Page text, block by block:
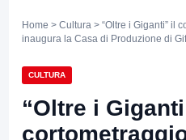
Home > Cultura > “Oltre i Giganti” il
inaugura la Casa di Produzione di
CULTURA
“Oltre i